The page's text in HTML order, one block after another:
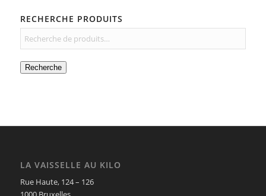
RECHERCHE PRODUITS
Recherche
LA VAISSELLE AU KILO
Rue Haute, 124 – 126